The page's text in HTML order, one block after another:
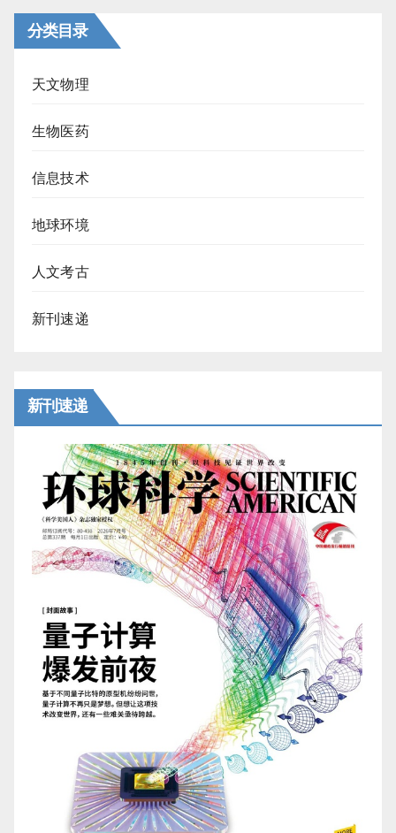
分类目录
天文物理
生物医药
信息技术
地球环境
人文考古
新刊速递
新刊速递